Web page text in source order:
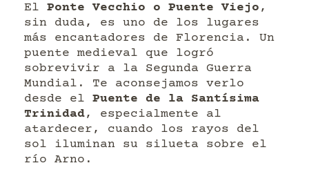
El Ponte Vecchio o Puente Viejo ,
sin duda, es uno de los lugares
más encantadores de Florencia. Un
puente medieval que logró
sobrevivir a la Segunda Guerra
Mundial. Te aconsejamos verlo
desde el Puente de la Santísima
Trinidad, especialmente al
atardecer, cuando los rayos del
sol iluminan su silueta sobre el
río Arno.